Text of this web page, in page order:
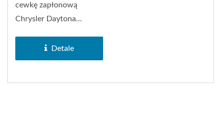
cewkę zapłonową
Chrysler Daytona
zapłonowa typu...
Detale